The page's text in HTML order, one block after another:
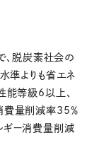
、脱炭素社会の
準よりも省エネ
能等級6以上、
費量削減率35％
ギー消費量削減